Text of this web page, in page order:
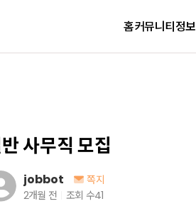
홈커뮤니티정보
사무직 모집
jobbot
쪽지
2개월 전
조회 수41